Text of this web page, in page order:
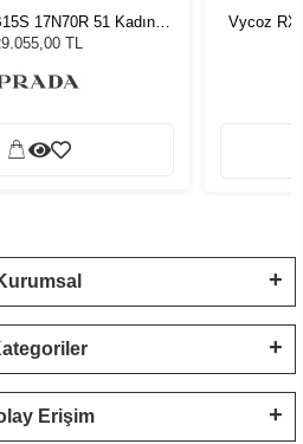
17N70R 51 Kadın
Gözlüğü
TL
Vycoz RX
Erişim